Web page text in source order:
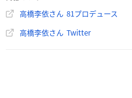
るなど、大活躍中の若手声優さんです！
高橋李依さん 81プロデュース
高橋李依さん Twitter